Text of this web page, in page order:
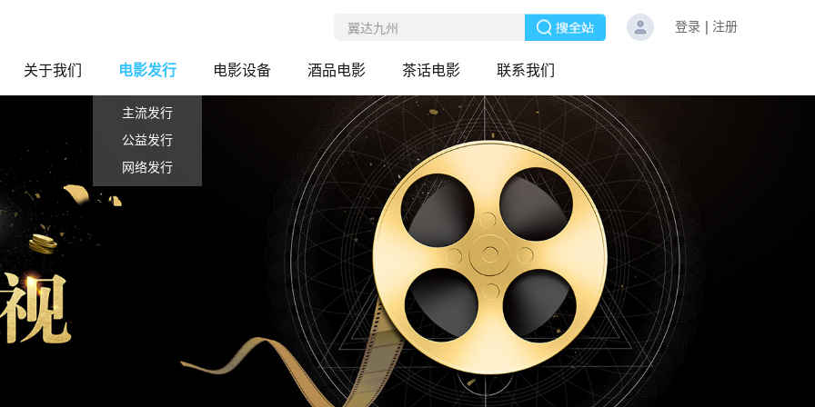
登录 注册
关于我们 电影发行
主流发行
公益发行
网络发行
电影设备 酒品电影 茶话电影 联系我们